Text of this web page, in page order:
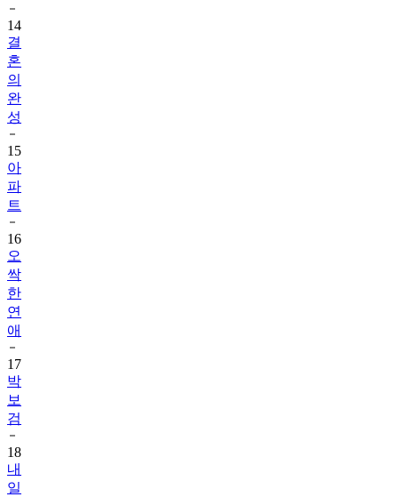
14
결
혼
의
완
성
15
아
파
트
16
오
싹
한
연
애
17
박
보
검
18
내
일